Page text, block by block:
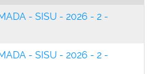
- SISU - 2026 - 2 -
- SISU - 2026 - 2 -